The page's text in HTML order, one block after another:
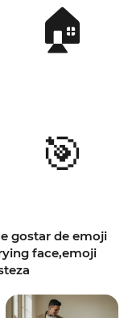
🏠
🎯
gostar de emoji
face,emoji